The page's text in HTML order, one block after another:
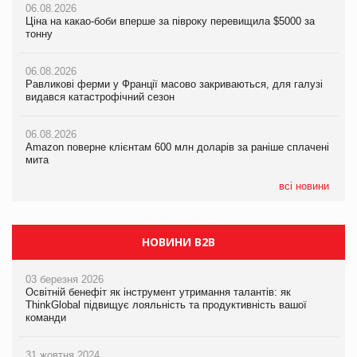
06.08.2026
Ціна на какао-боби вперше за півроку перевищила $5000 за
тонну
06.08.2026
Равликові ферми у Франції масово закриваються, для галузі
видався катастрофічний сезон
06.08.2026
Amazon поверне клієнтам 600 млн доларів за раніше сплачені
мита
всі новини
05.08.2026
Російська атака 5 серпня стала одним із наймасштабніших
05.08.2026
Смачне поповнення дитячого меню: у VARUS з’явилися
05.08.2026
Сергій Лісунов про заморожені хлібобулочні вироби на
06.08.2026
Равликові ферми у Франції масово закриваються, для галузі
видався катастрофічний сезон
06.08.2026
Amazon поверне клієнтам 600 млн доларів за раніше сплачені
мита
05.08.2026
У Євросоюзі набули чинності нові правила щодо штучного
інтелекту
НОВИНИ B2B
03 березня 2026
Освітній бенефіт як інструмент утримання талантів: як
ThinkGlobal підвищує лояльність та продуктивність вашої
команди